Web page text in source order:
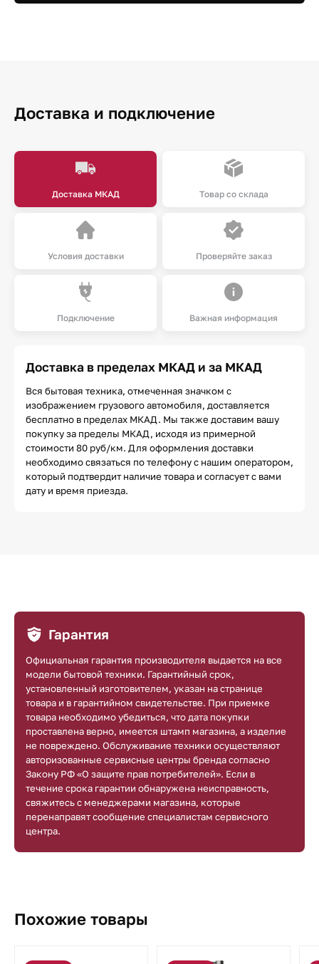
Доставка и подключение
Доставка МКАД Товар со склада
Условия доставки Проверяйте заказ
Подключение Важная информация
Доставка в пределах МКАД и за МКАД
Вся бытовая техника, отмеченная значком с
изображением грузового автомобиля, доставляется
бесплатно в пределах МКАД. Мы также доставим вашу
покупку за пределы МКАД, исходя из примерной
стоимости 80 руб/км. Для оформления доставки
необходимо связаться по телефону с нашим оператором,
который подтвердит наличие товара и согласует с вами
дату и время приезда.
Гарантия
Официальная гарантия производителя выдается на все
модели бытовой техники. Гарантийный срок,
установленный изготовителем, указан на странице
товара и в гарантийном свидетельстве. При приемке
товара необходимо убедиться, что дата покупки
проставлена верно, имеется штамп магазина, а изделие
не повреждено. Обслуживание техники осуществляют
авторизованные сервисные центры бренда согласно
Закону РФ «О защите прав потребителей». Если в
течение срока гарантии обнаружена неисправность,
свяжитесь с менеджерами магазина, которые
перенаправят сообщение специалистам сервисного
центра.
Похожие товары